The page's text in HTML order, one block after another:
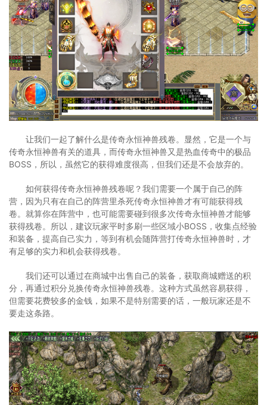
让我们一起了解什么是传奇永恒神兽残卷。显然，它是一个与
传奇永恒神兽有关的道具，而传奇永恒神兽又是热血传奇中的极品
BOSS，所以，虽然它的获得难度很高，但我们还是不会放弃的。
如何获得传奇永恒神兽残卷呢？我们需要一个属于自己的阵
营，因为只有在自己的阵营里杀死传奇永恒神兽才有可能获得残
卷。就算你在阵营中，也可能需要碰到很多次传奇永恒神兽才能够
获得残卷。所以，建议玩家平时多刷一些区域小BOSS，收集点经验
和装备，提高自己实力，等到有机会随阵营打传奇永恒神兽时，才
有足够的实力和机会获得残卷。
我们还可以通过在商城中出售自己的装备，获取商城赠送的积
分，再通过积分兑换传奇永恒神兽残卷。这种方式虽然容易获得，
但需要花费较多的金钱，如果不是特别需要的话，一般玩家还是不
要走这条路。